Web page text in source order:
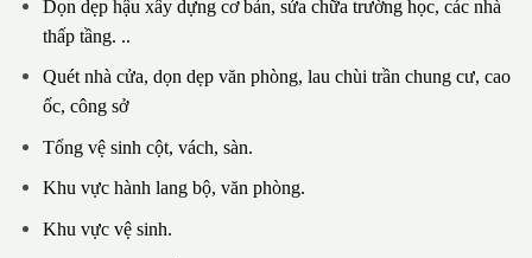
Dọn dẹp hậu xây dựng cơ bản, sửa chữa trường học, các nhà
thấp tầng. ..
Quét nhà cửa, dọn dẹp văn phòng, lau chùi trần chung cư, cao
ốc, công sở
Tổng vệ sinh cột, vách, sàn.
Khu vực hành lang bộ, văn phòng.
Khu vực vệ sinh.